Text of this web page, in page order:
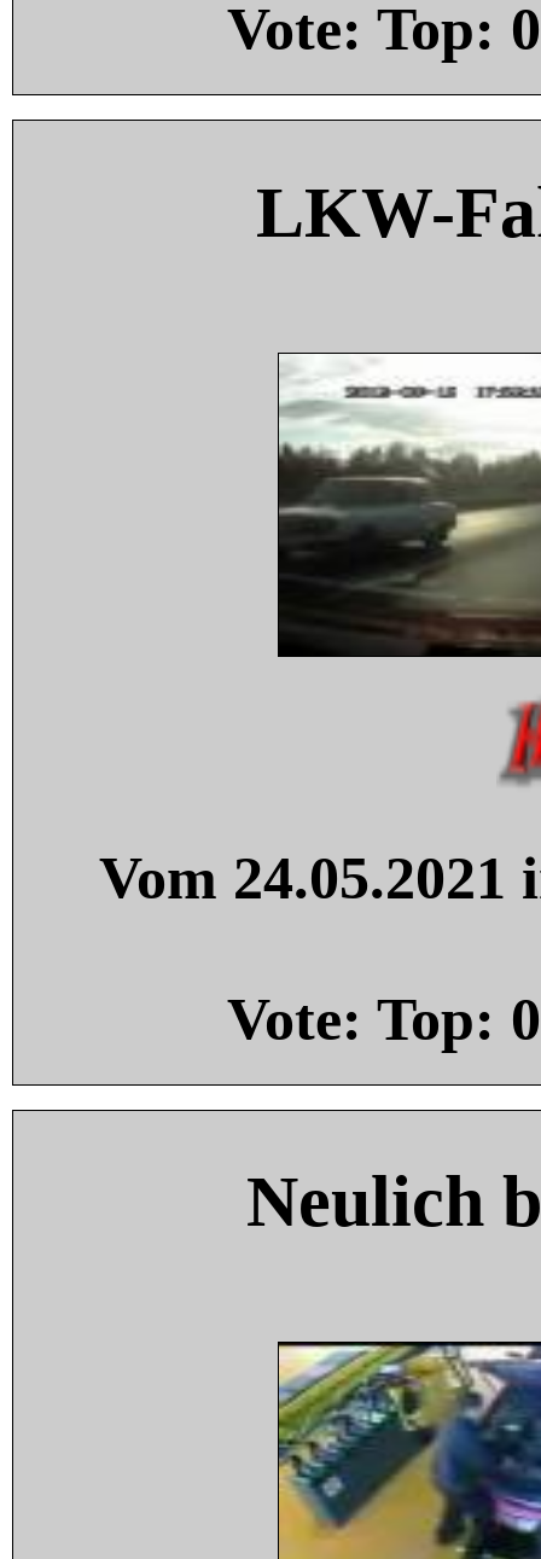
Vote: Top: 0
LKW-
Vom
Vote: Top: 0
Neulich